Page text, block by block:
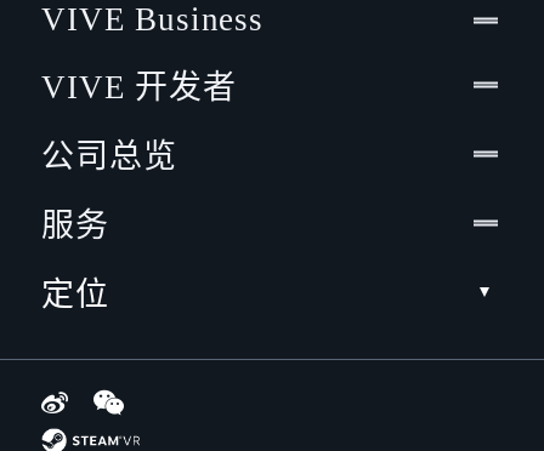
VIVE Business
VIVE 开发者
公司总览
服务
定位